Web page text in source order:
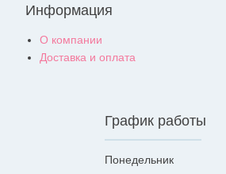
Информация
О компании
Доставка и оплата
График работы
Понедельник